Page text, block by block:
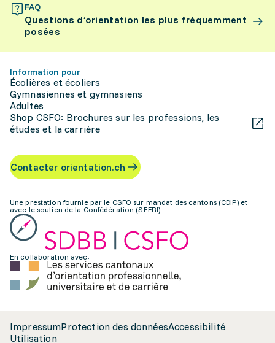
FAQ
Questions d’orientation les plus fréquemment
posées
Information pour
Écolières et écoliers
Gymnasiennes et gymnasiens
Adultes
Shop CSFO: Brochures sur les professions, les
études et la carrière
Contacter orientation.ch
Une prestation fournie par le CSFO sur mandat des cantons (CDIP) et
avec le soutien de la Confédération (SEFRI)
En collaboration avec:
ImpressumProtection des donnéesAccessibilité
Utilisation